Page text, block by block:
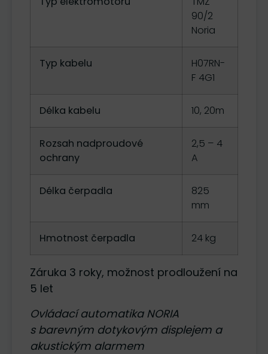
90/2
Noria
Typ kabelu
H07RN-
F 4G1
Délka kabelu 10, 20m
Rozsah nadproudové
ochrany
2,5 – 4
A
Délka čerpadla
825
mm
Hmotnost čerpadla 24 kg
Záruka 3 roky, možnost prodloužení na
5 let
Ovládací automatika NORIA
s barevným dotykovým displejem a
akustickým alarmem